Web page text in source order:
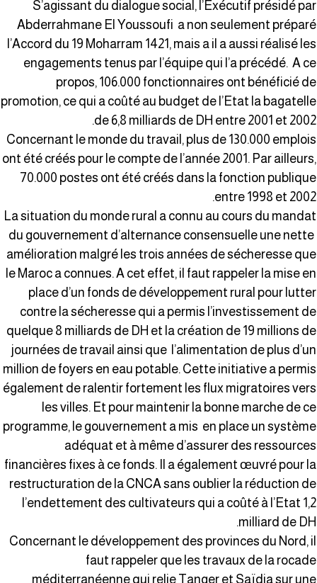
S’agissant du dialogue social, l’Exécutif présidé
Abderrahmane El Youssoufi a non seulement
l’Accord du 19 Moharram 1421, mais a il a aussi réalisé
engagements tenus par l’équipe qui l’a précédé. A
propos, 106.000 fonctionnaires ont bénéficié
promotion, ce qui a coûté au budget de l’Etat la
de 6,8 milliards de DH entre 2001 et
Concernant le monde du travail, plus de 130.000
ont été créés pour le compte de l’année 2001. Par
70.000 postes ont été créés dans la fonction
entre 1998 et
La situation du monde rural a connu au cours du
du gouvernement d’alternance consensuelle une
amélioration malgré les trois années de sécheresse
le Maroc a connues. A cet effet, il faut rappeler la mise
place d’un fonds de développement rural pour
contre la sécheresse qui a permis l’investissement
quelque 8 milliards de DH et la création de 19 millions
journées de travail ainsi que l’alimentation de plus
million de foyers en eau potable. Cette initiative a
également de ralentir fortement les flux migratoires
les villes. Et pour maintenir la bonne marche de
programme, le gouvernement a mis en place un
adéquat et à même d’assurer des
financières fixes à ce fonds. Il a également œuvré pour
restructuration de la CNCA sans oublier la réduction
l’endettement des cultivateurs qui a coûté à l’Etat
milliard de
Concernant le développement des provinces du Nord,
faut rappeler que les travaux de la
méditerranéenne qui relie Tanger et Saïdia sur